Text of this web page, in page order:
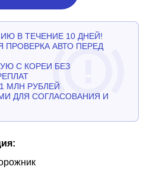
В ТЕЧЕНИЕ 10 ДНЕЙ!
ПРОВЕРКА АВТО ПЕРЕД
С КОРЕИ БЕЗ
МЛН РУБЛЕЙ
ДЛЯ СОГЛАСОВАНИЯ И